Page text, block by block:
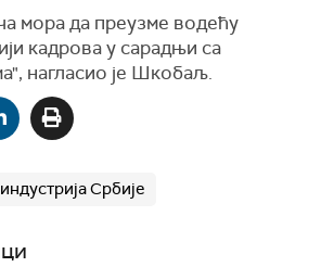
мора да преузме водећу
кадрова у сарадњи са
нагласио је Шкобаљ.
Србије